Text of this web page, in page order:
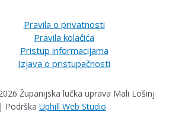
Pravila o privatnosti
Pravila kolačića
Pristup informacijama
Izjava o pristupačnosti
Županijska lučka uprava Mali Lošinj
| Podrška Uphill Web Studio